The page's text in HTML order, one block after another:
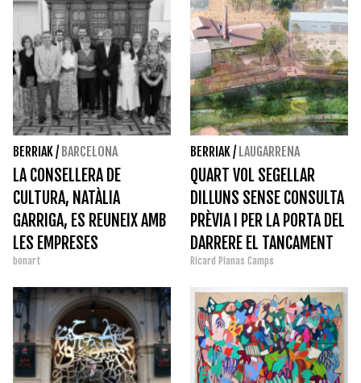
BERRIAK/ BARCELONA
LA CONSELLERA DE
CULTURA, NATÀLIA
GARRIGA, ES REUNEIX AMB
LES EMPRESES
DISTINGIDES AMB EL
SEGELL D'EMPRESA
COMPROMESA AMB LA
CULTURA
bonart
BERRIAK/ LAUGARRENA
QUART VOL SEGELLAR
DILLUNS SENSE CONSULTA
PRÈVIA I PER LA PORTA DEL
DARRERE EL TANCAMENT
DEL MUSEU
Ricard Planas Camps